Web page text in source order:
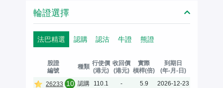
輪證選擇
法巴精選 認購 認沽 牛證 熊證
股證
編號
種類 行使價
(港元)
收回價
(港元)
實際
槓桿(倍)
到期日
(年-月-日)
26233 10 認購 110.1 - 5.9
2026-12-23